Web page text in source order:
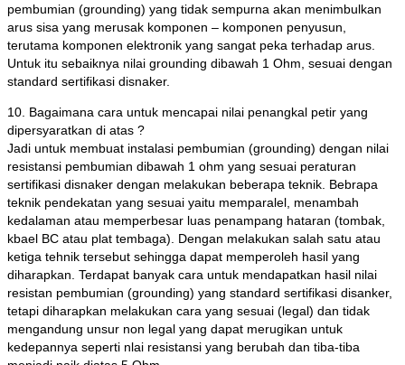
pembumian (grounding) yang tidak sempurna akan menimbulkan
arus sisa yang merusak komponen – komponen penyusun,
terutama komponen elektronik yang sangat peka terhadap arus.
Untuk itu sebaiknya nilai grounding dibawah 1 Ohm, sesuai dengan
standard sertifikasi disnaker.
10. Bagaimana cara untuk mencapai nilai penangkal petir yang
dipersyaratkan di atas ?
Jadi untuk membuat instalasi pembumian (grounding) dengan nilai
resistansi pembumian dibawah 1 ohm yang sesuai peraturan
sertifikasi disnaker dengan melakukan beberapa teknik. Bebrapa
teknik pendekatan yang sesuai yaitu memparalel, menambah
kedalaman atau memperbesar luas penampang hataran (tombak,
kbael BC atau plat tembaga). Dengan melakukan salah satu atau
ketiga tehnik tersebut sehingga dapat memperoleh hasil yang
diharapkan. Terdapat banyak cara untuk mendapatkan hasil nilai
resistan pembumian (grounding) yang standard sertifikasi disanker,
tetapi diharapkan melakukan cara yang sesuai (legal) dan tidak
mengandung unsur non legal yang dapat merugikan untuk
kedepannya seperti nlai resistansi yang berubah dan tiba-tiba